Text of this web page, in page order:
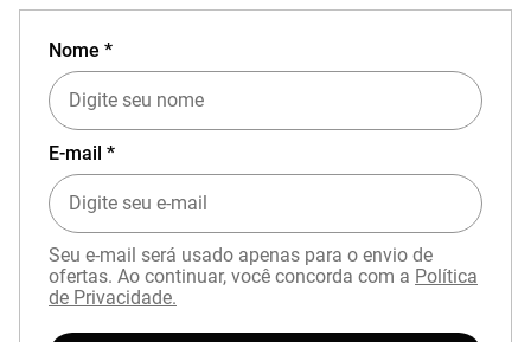
Nome *
E-mail *
Seu e-mail será usado apenas para o envio de
ofertas. Ao continuar, você concorda com a Política
de Privacidade.